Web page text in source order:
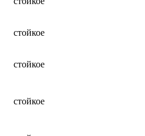
стойкое
стойкое
стойкое